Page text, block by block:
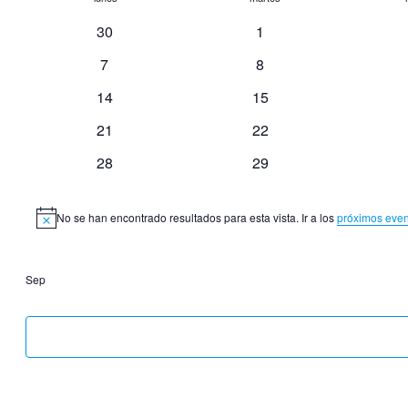
Eventos
0
30
0
1
0
7
0
8
0
14
0
15
0
21
0
22
0
28
0
29
AvisoNo se han encontrado resultados para esta vista. Ir a lospróximos
Sep